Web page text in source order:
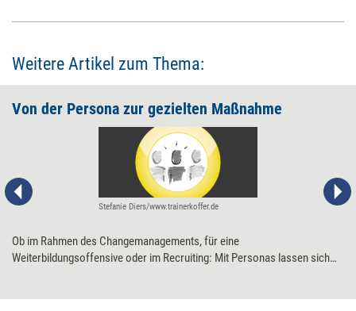
Weitere Artikel zum Thema:
Von der Persona zur gezielten Maßnahme
Stefanie Diers/www.trainerkoffer.de
Ob im Rahmen des Changemanagements, für eine
Weiterbildungsoffensive oder im Recruiting: Mit Personas lassen sich